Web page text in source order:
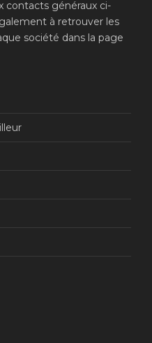
contacts généraux ci-
à retrouver les
société dans la page